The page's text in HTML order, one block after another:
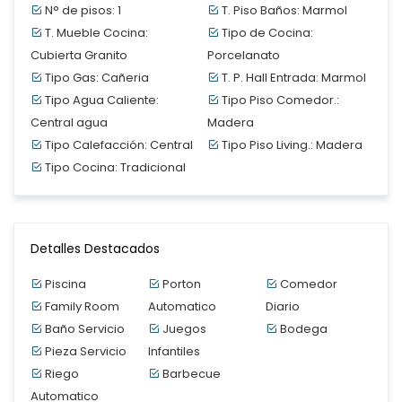
N° de pisos: 1
T. Mueble Cocina:
Cubierta Granito
Tipo Gas: Cañeria
Tipo Agua Caliente:
Central agua
Tipo Calefacción: Central
Tipo Cocina: Tradicional
T. Piso Baños: Marmol
Tipo de Cocina:
Porcelanato
T. P. Hall Entrada: Marmol
Tipo Piso Comedor.:
Madera
Tipo Piso Living.: Madera
Detalles Destacados
Piscina
Family Room
Baño Servicio
Pieza Servicio
Riego
Automatico
Porton
Automatico
Juegos
Infantiles
Barbecue
Comedor
Diario
Bodega